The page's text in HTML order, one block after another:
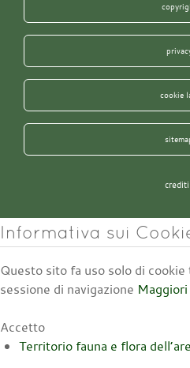
cookie
crediti
Informativa sui
Questo sito fa uso solo di
sessione di navigazione
Accetto
Territorio fauna e flora